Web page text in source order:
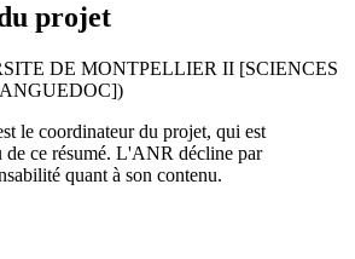
projet
DE MONTPELLIER II [SCIENCES
le coordinateur du projet, qui est
de ce résumé. L'ANR décline par
quant à son contenu.